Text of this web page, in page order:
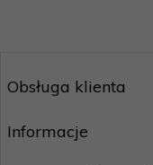
Obsługa klienta
Informacje